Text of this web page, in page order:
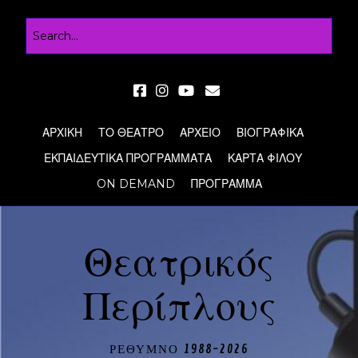
ΑΡΧΙΚΗ ΤΟ ΘΕΑΤΡΟ ΑΡΧΕΙΟ
ΒΙΟΓΡΑΦΙΚΑ
ΕΚΠΑΙΔΕΥΤΙΚΑ ΠΡΟΓΡΑΜΜΑΤΑ
ΚΑΡΤΑ ΦΙΛΟΥ
ON DEMAND
ΠΡΟΓΡΑΜΜΑ
Θεατρικός
Περίπλους
ΡΕΘΥΜΝΟ 1988-2026